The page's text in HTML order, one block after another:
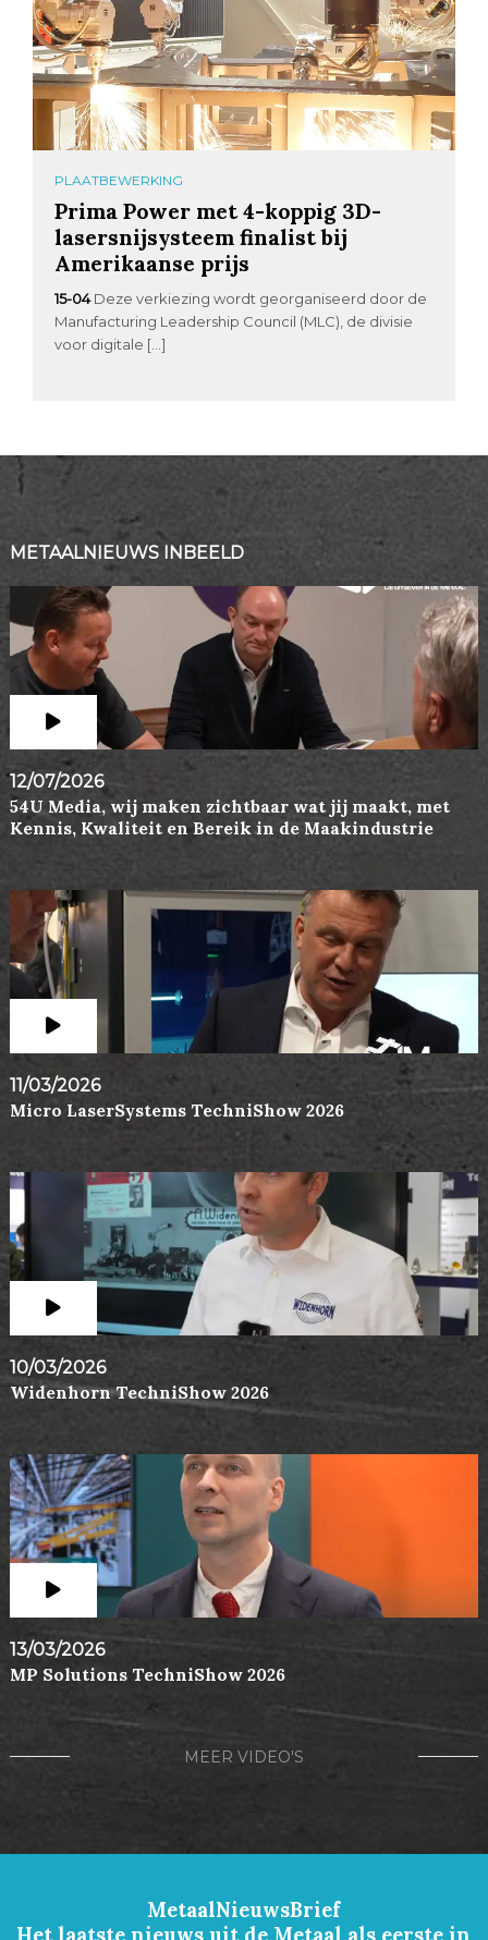
PLAATBEWERKING
Prima Power met 4-koppig 3D-
lasersnijsysteem finalist bij
Amerikaanse prijs
15-04 Deze verkiezing wordt georganiseerd door de
Manufacturing Leadership Council (MLC), de divisie
voor digitale […]
METAALNIEUWS INBEELD
12/07/2026
54U Media, wij maken zichtbaar wat jij maakt, met
Kennis, Kwaliteit en Bereik in de Maakindustrie
11/03/2026
Micro LaserSystems TechniShow 2026
10/03/2026
Widenhorn TechniShow 2026
13/03/2026
MP Solutions TechniShow 2026
MEER VIDEO'S
MetaalNieuwsBrief